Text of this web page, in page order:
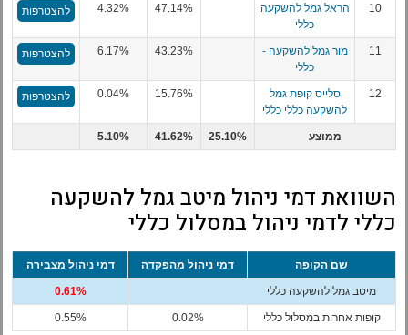
10
הראל גמל להשקעה
כללי
47.14%
4.32% להצטרפות
11
מור גמל להשקעה -
כללי
43.23%
6.17% להצטרפות
12
סלייס קופת גמל
להשקעה כללי כללי
15.76%
0.04% להצטרפות
ממוצע 25.10%
41.62%
5.10%
השוואת דמי ניהול מיטב גמל להשקעה
כללי לדמי ניהול במסלול כללי
שם הקופה דמי ניהול מהפקדה דמי ניהול מצבירה
מיטב גמל להשקעה כללי 0.61%
קופות אחרות במסלול כללי 0.02%
0.55%